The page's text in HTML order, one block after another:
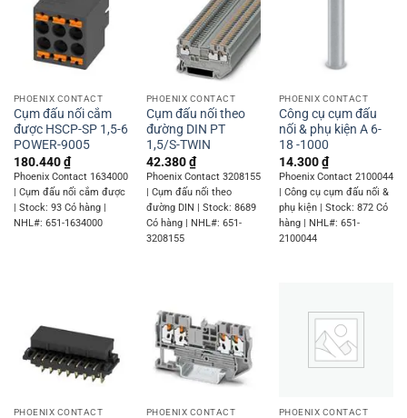
PHOENIX CONTACT
Cụm đấu nối cắm
được HSCP-SP 1,5-6
POWER-9005
180.440₫
Phoenix Contact 1634000
| Cụm đấu nối cắm được
| Stock: 93 Có hàng |
NHL#: 651-1634000
PHOENIX CONTACT
Cụm đấu nối theo
đường DIN PT
1,5/S-TWIN
42.380₫
Phoenix Contact 3208155
| Cụm đấu nối theo
đường DIN | Stock: 8689
Có hàng | NHL#: 651-
3208155
PHOENIX CONTACT
Công cụ cụm đấu
nối & phụ kiện A 6-
18 -1000
14.300₫
Phoenix Contact 2100044
| Công cụ cụm đấu nối &
phụ kiện | Stock: 872 Có
hàng | NHL#: 651-
2100044
PHOENIX CONTACT PHOENIX CONTACT PHOENIX CONTACT